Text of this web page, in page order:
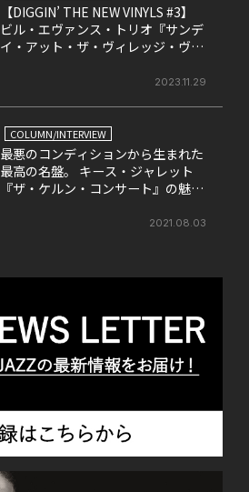
【DIGGIN’ THE NEW VINYLS #3】
ビル・エヴァンス・トリオ『サンデ
イ・アット・ザ・ヴィレッジ・ヴァ
2023.11.29
COLUMN/INTERVIEW
最悪のコンディションから生まれた
最高の名盤。 キース・ジャレット
『ザ・ケルン・コンサート』の魅力
2021.08.03